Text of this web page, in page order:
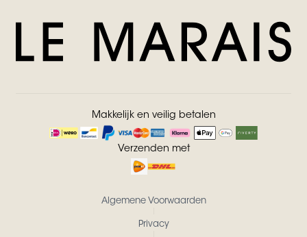
Makkelijk en veilig betalen
Verzenden met
Algemene Voorwaarden
Privacy